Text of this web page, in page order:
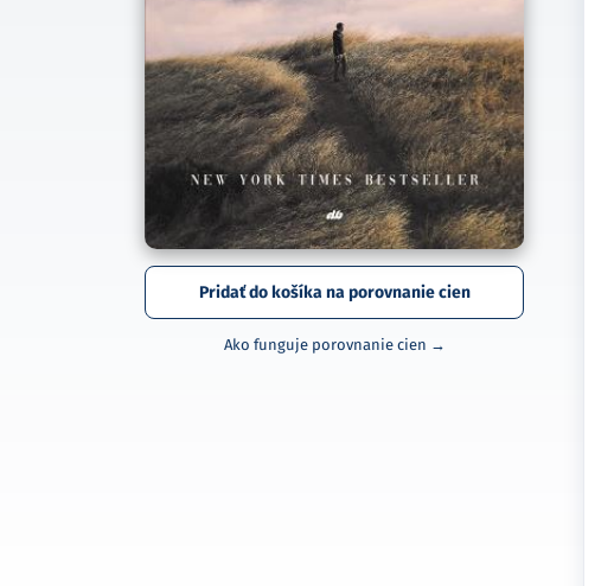
Pridať do košíka na porovnanie cien
Ako funguje porovnanie cien →